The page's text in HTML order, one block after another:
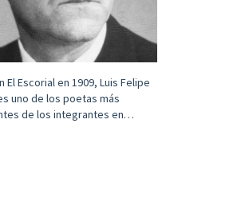
El Escorial en 1909, Luis Felipe
uno de los poetas más
de los integrantes en…